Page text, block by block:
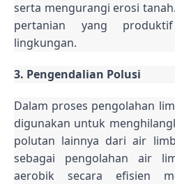
serta mengurangi erosi
pertanian yang
lingkungan.
3. Pengendalian Polusi
Dalam proses pengolahan
digunakan untuk
polutan lainnya dari air
sebagai pengolahan air
aerobik secara efisien